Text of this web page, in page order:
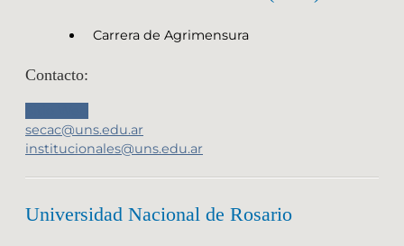
Carrera de Agrimensura
Contacto:
secac@uns.edu.ar
institucionales@uns.edu.ar
Universidad Nacional de Rosario